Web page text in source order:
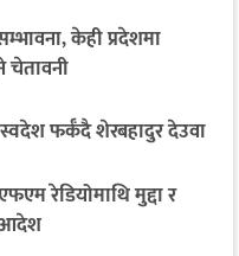
केही प्रदेशमा
चेतावनी
फर्कँदै शेरबहादुर देउवा
रेडियोमाथि मुद्दा र
आदेश